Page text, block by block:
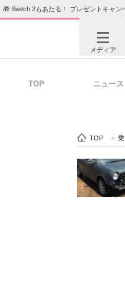
🎁 Switch 2もあたる！ プレゼントキャン
メディア
ビジ
TOP ニュース
TOP >